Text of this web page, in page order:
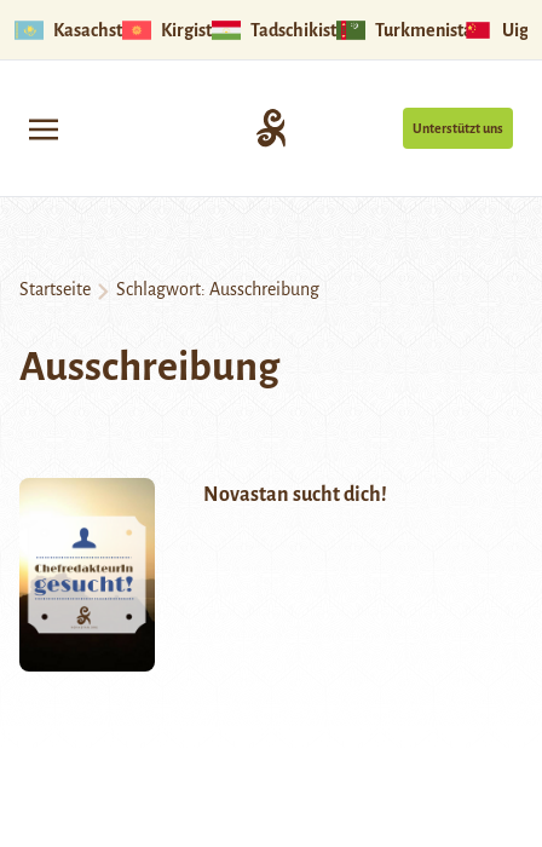
Kasachstan Kirgistan Tadschikistan Turkmenistan
Unterstützt uns
Startseite Schlagwort: Ausschreibung
Ausschreibung
Novastan sucht dich!